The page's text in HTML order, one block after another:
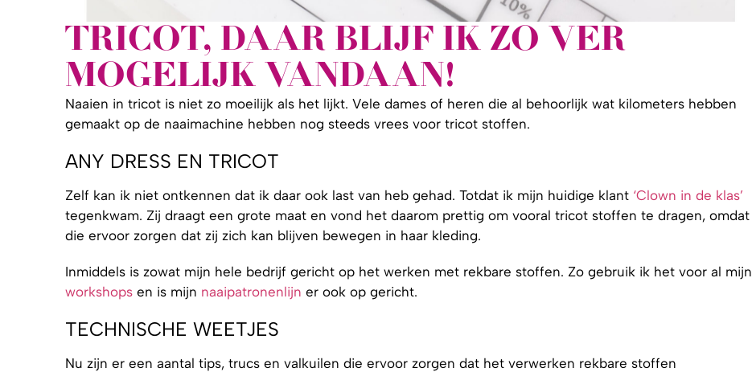
TRICOT, DAAR BLIJF IK ZO VER
MOGELIJK VANDAAN!
Naaien in tricot is niet zo moeilijk als het lijkt. Vele dames of heren die al behoorlijk wat kilometers hebben
gemaakt op de naaimachine hebben nog steeds vrees voor tricot stoffen.
ANY DRESS EN TRICOT
Zelf kan ik niet ontkennen dat ik daar ook last van heb gehad. Totdat ik mijn huidige klant ‘Clown in de klas’
tegenkwam. Zij draagt een grote maat en vond het daarom prettig om vooral tricot stoffen te dragen, omdat
die ervoor zorgen dat zij zich kan blijven bewegen in haar kleding.
Inmiddels is zowat mijn hele bedrijf gericht op het werken met rekbare stoffen. Zo gebruik ik het voor al mijn
workshopsen is mijn naaipatronenlijn er ook op gericht.
TECHNISCHE WEETJES
Nu zijn er een aantal tips, trucs en valkuilen die ervoor zorgen dat het verwerken rekbare stoffen